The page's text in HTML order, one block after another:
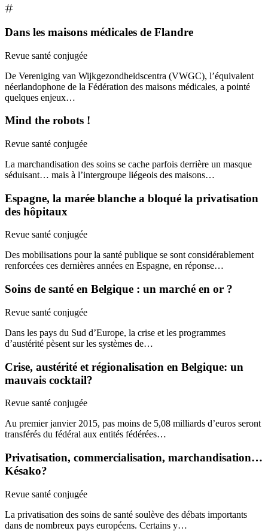
Dans les maisons médicales de Flandre
Revue santé conjugée
De Vereniging van Wijkgezondheidscentra (VWGC), l’équivalent
néerlandophone de la Fédération des maisons médicales, a pointé
quelques enjeux…
Mind the robots !
Revue santé conjugée
La marchandisation des soins se cache parfois derrière un masque
séduisant… mais à l’intergroupe liégeois des maisons…
Espagne, la marée blanche a bloqué la privatisation
des hôpitaux
Revue santé conjugée
Des mobilisations pour la santé publique se sont considérablement
renforcées ces dernières années en Espagne, en réponse…
Soins de santé en Belgique : un marché en or ?
Revue santé conjugée
Dans les pays du Sud d’Europe, la crise et les programmes
d’austérité pèsent sur les systèmes de…
Crise, austérité et régionalisation en Belgique: un
mauvais cocktail?
Revue santé conjugée
Au premier janvier 2015, pas moins de 5,08 milliards d’euros seront
transférés du fédéral aux entités fédérées…
Privatisation, commercialisation, marchandisation…
Késako?
Revue santé conjugée
La privatisation des soins de santé soulève des débats importants
dans de nombreux pays européens. Certains y…